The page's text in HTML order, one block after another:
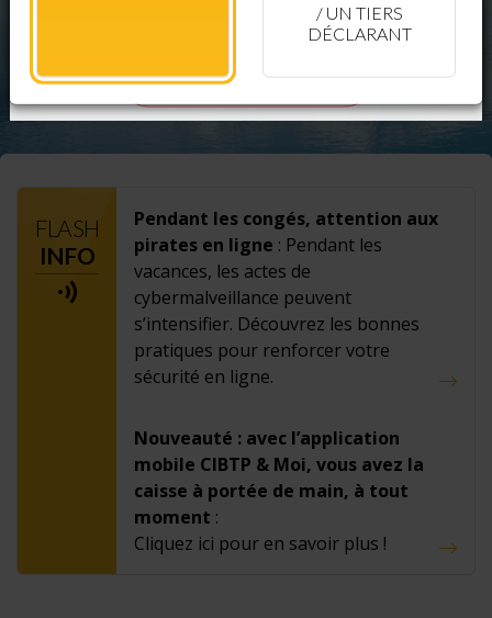
FLASH
INFO
Pendant les congés, attention aux
pirates en ligne : Pendant les
vacances, les actes de
cybermalveillance peuvent
s’intensifier. Découvrez les bonnes
pratiques pour renforcer votre
sécurité en ligne.
Nouveauté : avec l’application
mobile CIBTP & Moi, vous avez la
caisse à portée de main, à tout
moment :
Cliquez ici pour en savoir plus !
Télécharger CIBTP & Moi
/ UN TIERS
DÉCLARANT